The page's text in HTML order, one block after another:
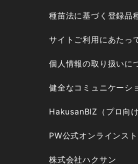
種苗法に基づく登録品
サイトご利用にあたっ
個人情報の取り扱いに
健全なコミュニケーシ
HakusanBIZ（プロ向け
PW公式オンラインス
株式会社ハクサン